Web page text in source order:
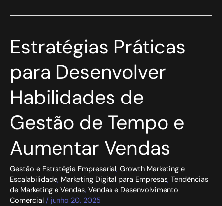
Estratégias Práticas
para Desenvolver
Habilidades de
Gestão de Tempo e
Aumentar Vendas
Gestão e Estratégia Empresarial, Growth Marketing e
Escalabilidade, Marketing Digital para Empresas, Tendências
de Marketing e Vendas, Vendas e Desenvolvimento
Comercial / junho 20, 2025
Estratégias
Práticas
Desenvolver
Habilidades
de
Gestão
Tempo
Aumentar
Vendas